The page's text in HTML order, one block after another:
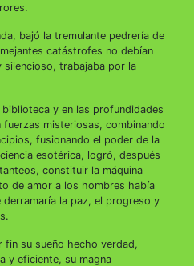
bajó la tremulante pedrería de
catástrofes no debían
silencioso, trabajaba por la
y en las profundidades
misteriosas, combinando
fusionando el poder de la
esotérica, logró, después
constituir la máquina
de amor a los hombres había
derramaría la paz, el progreso y
fin su sueño hecho verdad,
y eficiente, su magna